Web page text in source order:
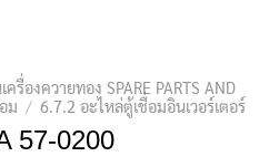
รื่องควายทอง SPARE PARTS AND
ม / 6.7.2 อะไหล่ตู้เชื่อมอินเวอร์เตอร์
57-0200